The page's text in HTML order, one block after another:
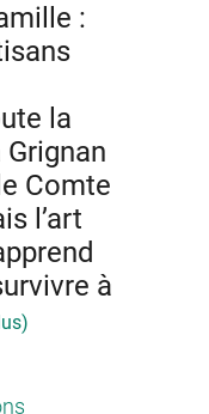
:
la
Comte
l’art
à
30 août 2026